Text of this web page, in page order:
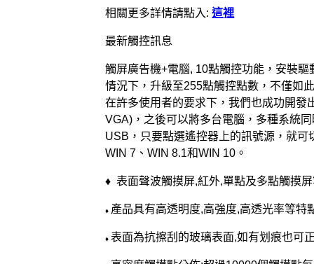
相關更多詳情請點入:這裡
最新觸控訊息
觸屏廣告機+電腦, 10點觸控功能，安裝驅
情況下，升級至255點觸控點數，不僅如
在許多使用者的要求下，我們也成功開發
VGA) ，之後可以將多台電腦，多種系統
USB ，只要點選遙控器上的訊號源，就
WIN 7 、WIN 8.1和WIN 10 。
♦ 表面聲波觸摸屏,紅外,單點及多點觸摸
♦ 產品具有高透明度,高強度,高透光率等特
♦表面為抗擦刮的玻璃表面,如有划痕也可